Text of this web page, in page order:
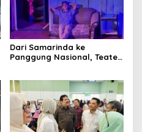
Dari Samarinda ke
Panggung Nasional, Teater
Yogyakarta